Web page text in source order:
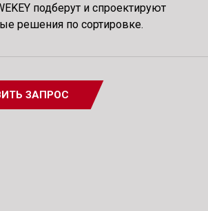
подберут и спроектируют
решения по сортировке.
ЗАПРОС